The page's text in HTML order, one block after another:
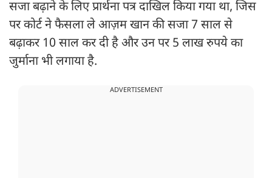
सजा बढ़ाने के लिए प्रार्थना पत्र दाखिल किया गया था, जिस
पर कोर्ट ने फैसला ले आज़म खान की सजा 7 साल से
बढ़ाकर 10 साल कर दी है और उन पर 5 लाख रुपये का
जुर्माना भी लगाया है.
ADVERTISEMENT